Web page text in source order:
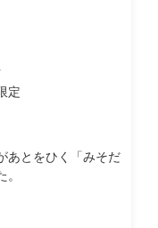
定
あとをひく「みそだ